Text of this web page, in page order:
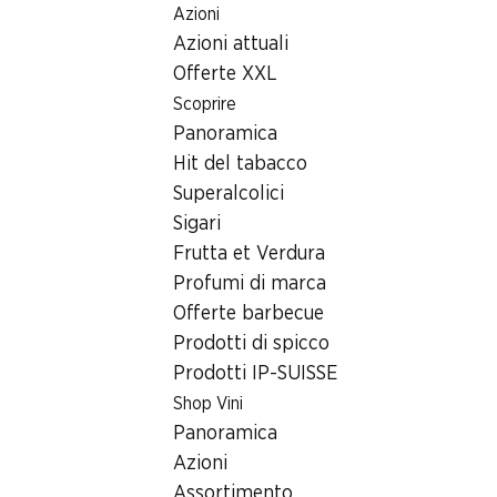
Azioni
Azioni attuali
Offerte XXL
Scoprire
Panoramica
Hit del tabacco
Superalcolici
Sigari
Frutta et Verdura
Profumi di marca
Offerte barbecue
Prodotti di spicco
Prodotti IP-SUISSE
Shop Vini
Panoramica
Azioni
Protezione dei dati
Protezione dei dati
Denner SA è un'impresa del Gruppo Migros.